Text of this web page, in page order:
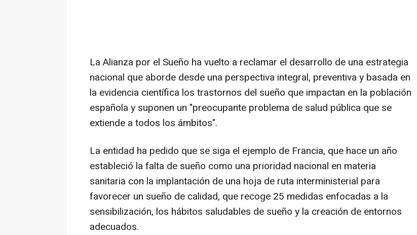
La Alianza por el Sueño ha vuelto a reclamar el desarrollo de una estrategia
nacional que aborde desde una perspectiva integral, preventiva y basada en
la evidencia científica los trastornos del sueño que impactan en la población
española y suponen un "preocupante problema de salud pública que se
extiende a todos los ámbitos".
La entidad ha pedido que se siga el ejemplo de Francia, que hace un año
estableció la falta de sueño como una prioridad nacional en materia
sanitaria con la implantación de una hoja de ruta interministerial para
favorecer un sueño de calidad, que recoge 25 medidas enfocadas a la
sensibilización, los hábitos saludables de sueño y la creación de entornos
adecuados.